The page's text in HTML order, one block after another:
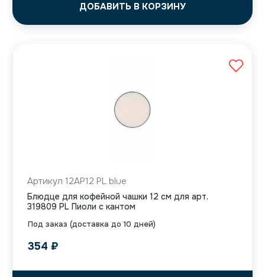
ДОБАВИТЬ В КОРЗИНУ
Под заказ (доставка до 10 дней)
Артикул 12AP12 PL blue
Блюдце для кофейной чашки 12 см для арт.
319809 PL Пиоли с кантом
354 ₽